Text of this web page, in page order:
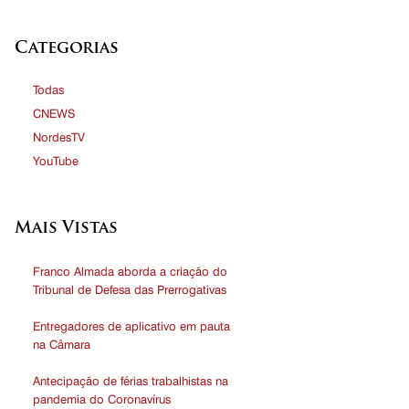
Categorias
Todas
CNEWS
NordesTV
YouTube
Mais Vistas
Franco Almada aborda a criação do
Tribunal de Defesa das Prerrogativas
Entregadores de aplicativo em pauta
na Câmara
Antecipação de férias trabalhistas na
pandemia do Coronavírus